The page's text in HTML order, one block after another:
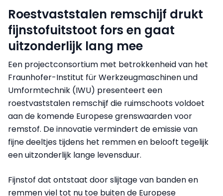
Roestvaststalen remschijf drukt
fijnstofuitstoot fors en gaat
uitzonderlijk lang mee
Een projectconsortium met betrokkenheid van het
Fraunhofer-Institut für Werkzeugmaschinen und
Umformtechnik (IWU) presenteert een
roestvaststalen remschijf die ruimschoots voldoet
aan de komende Europese grenswaarden voor
remstof. De innovatie vermindert de emissie van
fijne deeltjes tijdens het remmen en belooft tegelijk
een uitzonderlijk lange levensduur.
Fijnstof dat ontstaat door slijtage van banden en
remmen viel tot nu toe buiten de Europese